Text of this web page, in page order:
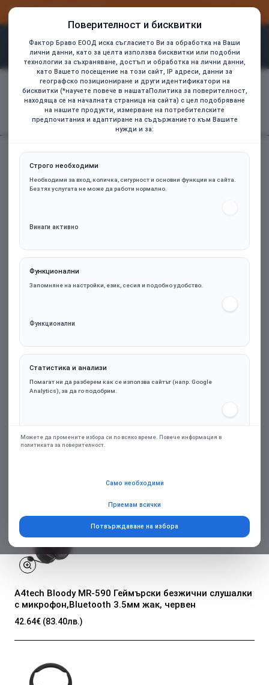
Поверителност и бисквитки
Фактор Браво ЕООД иска съгласието Ви за обработка на Ваши
лични данни, като за целта използва бисквитки или подобни
технологии за съхраняване, достъп и обработка на лични данни,
като Вашето посещение на този сайт, IP адреси, данни за
географско позициониране и други идентификатори на
бисквитки (*научете повече в нашатаПолитика за поверителност,
находяща се на началната страница на сайта) с цел подобряване
на нашите продукти, измерване на потребителските
предпочитания и адаптиране на съдържанието към Вашите
нужди и за:
Строго необходими
Необходими за вход, количка, сигурност и основни функции на сайта.
Без тях услугата не може да работи нормално.
Винаги активно
Функционални
Запомняне на настройки, език, сесия и подобно удобство.
Функционални
Статистика и анализи
Помагат ни да разберем как се използва сайтът (напр. Google
Analytics), за да го подобрим.
Персонализирани оферти и ремаркетинг чрез партньорски платформи
Можете да промените избора си по всяко време. Повече информация в
политиката за поверителност.
Само необходими
Приемам всички
Потвърждаване на избора
ВХОД
Слушалки
home
Периферия Слушалки
A4tech Bloody M590i Sports Navy Геймърски жични
31.19€ (61.01лв.)
A4tech Bloody МR-590 Геймърски безжични слушалки
A4tech Bloody МR-590 Геймърски безжични слушалки
с микрофон,Bluetooth 3.5мм жак, червен
42.64€ (83.40лв.)